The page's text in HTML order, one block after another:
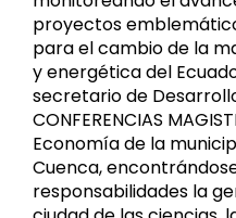
proyectos
para el cambio de la
y energética del
secretario de
CONFERENCIAS
Economía de la
Cuenca,
responsabilidades la